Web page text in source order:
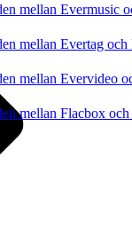
mellan Evermusic
mellan Evertag
mellan Evervideo
mellan Flacbox